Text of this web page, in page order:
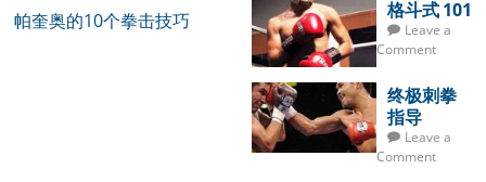
帕奎奥的10个拳击技巧 格斗式 101
Leave a
Comment
终极刺拳
指导
Leave a
Comment